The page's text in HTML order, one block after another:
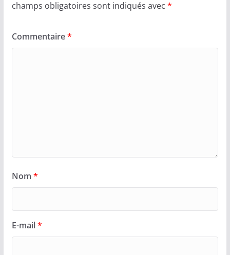
champs obligatoires sont indiqués avec *
Commentaire*
Nom *
E-mail*